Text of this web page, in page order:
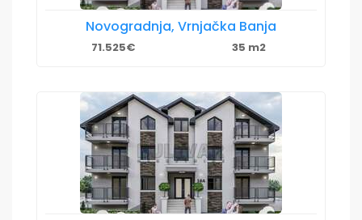
Novogradnja, Vrnjačka Banja
71.525€ 35 m2